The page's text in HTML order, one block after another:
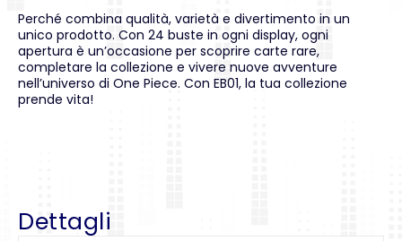
Perché combina qualità, varietà e divertimento in un
unico prodotto. Con 24 buste in ogni display, ogni
apertura è un’occasione per scoprire carte rare,
completare la collezione e vivere nuove avventure
nell’universo di One Piece. Con EB01, la tua collezione
prende vita!
Dettagli